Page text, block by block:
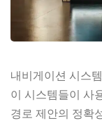
내비게이션 시스
이 시스템들이 사
경로 제안의 정확